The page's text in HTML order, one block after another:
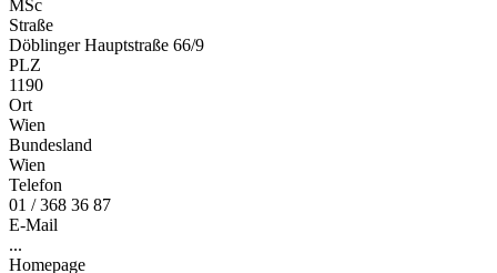
MSc
Straße
Döblinger Hauptstraße 66/9
PLZ
1190
Ort
Wien
Bundesland
Wien
Telefon
01 / 368 36 87
E-Mail
...
Homepage